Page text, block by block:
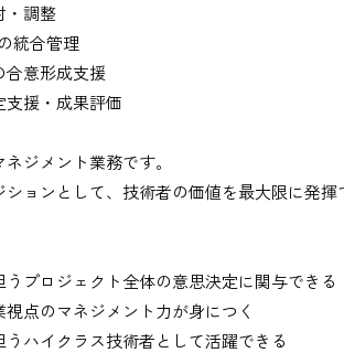
送付
・調整
統合管理
合意形成支援
支援・成果評価
ジメント業務です。
ョンとして、技術者の価値を最大限に発揮
うプロジェクト全体の意思決定に関与できる
点のマネジメント力が身につく
うハイクラス技術者として活躍できる